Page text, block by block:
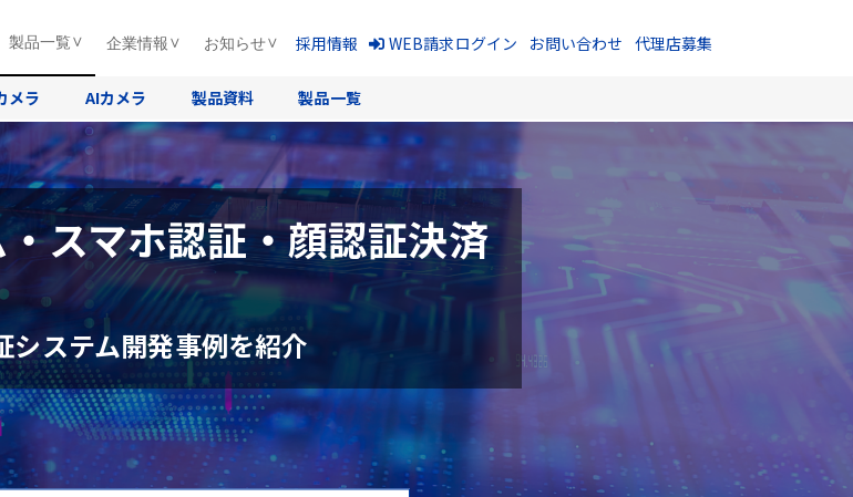
製品一覧
メラ AIカメラ 製品資料 製品一覧
企業情報 お知らせ 採用情報 WEB請求ログイン お問い合わせ 代理店募集
スマホ認証・顔認証決済
システム開発事例を紹介